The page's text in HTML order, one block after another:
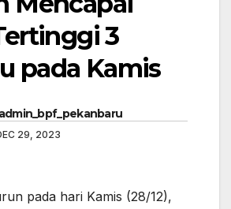
3
pada Kamis
admin_bpf_pekanbaru
29, 2023
pada hari Kamis (28/12),